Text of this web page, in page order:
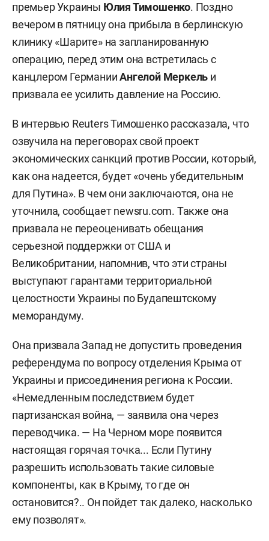
премьер Украины Юлия Тимошенко. Поздно
вечером в пятницу она прибыла в берлинскую
клинику «Шарите» на запланированную
операцию, перед этим она встретилась с
канцлером ГерманииАнгелой Меркель и
призвала ее усилить давление на Россию.
В интервью Reuters Тимошенко рассказала, что
озвучила на переговорах свой проект
экономических санкций против России, который,
как она надеется, будет «очень убедительным
для Путина». В чем они заключаются, она не
уточнила, сообщает newsru.com. Также она
призвала не переоценивать обещания
серьезной поддержки от США и
Великобритании, напомнив, что эти страны
выступают гарантами территориальной
целостности Украины по Будапештскому
меморандуму.
Она призвала Запад не допустить проведения
референдума по вопросу отделения Крыма от
Украины и присоединения региона к России.
«Немедленным последствием будет
партизанская война, — заявила она через
переводчика. — На Черном море появится
настоящая горячая точка... Если Путину
разрешить использовать такие силовые
компоненты, как в Крыму, то где он
остановится?.. Он пойдет так далеко, насколько
ему позволят».